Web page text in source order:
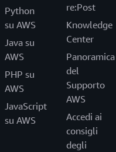
Python
su AWS
Java su
AWS
PHP su
AWS
JavaScript
su AWS
re:Post
Knowledge
Center
Panoramica
del
Supporto
AWS
Accedi ai
consigli
degli